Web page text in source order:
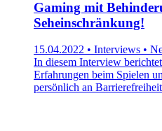
Gaming mit
Seheinschränkung!
15.04.2022 • Interviews •
In diesem Interview
Erfahrungen beim Spielen
persönlich an